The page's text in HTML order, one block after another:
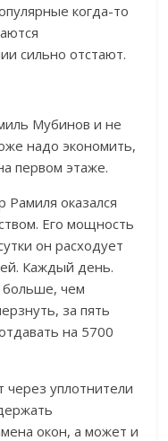
когда-то
сильно отстают.
Мубинов и не
надо экономить,
первом этаже.
Рамиля оказался
Его мощность
он расходует
Каждый день.
больше, чем
за пять
на 5700
через уплотнители
окон, а может и